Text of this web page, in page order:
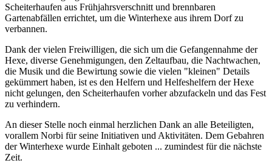
Scheiterhaufen aus Frühjahrsverschnitt und brennbaren
Gartenabfällen errichtet, um die Winterhexe aus ihrem Dorf zu
verbannen.
Dank der vielen Freiwilligen, die sich um die Gefangennahme der
Hexe, diverse Genehmigungen, den Zeltaufbau, die Nachtwachen,
die Musik und die Bewirtung sowie die vielen "kleinen" Details
gekümmert haben, ist es den Helfern und Helfeshelfern der Hexe
nicht gelungen, den Scheiterhaufen vorher abzufackeln und das Fest
zu verhindern.
An dieser Stelle noch einmal herzlichen Dank an alle Beteiligten,
vorallem Norbi für seine Initiativen und Aktivitäten. Dem Gebahren
der Winterhexe wurde Einhalt geboten ... zumindest für die nächste
Zeit.